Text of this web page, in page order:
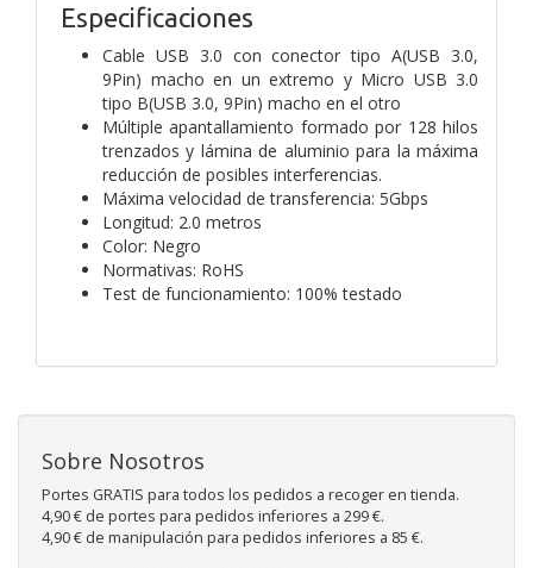
Especificaciones
Cable USB 3.0 con conector tipo A(USB 3.0,
9Pin) macho en un extremo y Micro USB 3.0
tipo B(USB 3.0, 9Pin) macho en el otro
Múltiple apantallamiento formado por 128 hilos
trenzados y lámina de aluminio para la máxima
reducción de posibles interferencias.
Máxima velocidad de transferencia: 5Gbps
Longitud: 2.0 metros
Color: Negro
Normativas: RoHS
Test de funcionamiento: 100% testado
Sobre Nosotros
Portes GRATIS para todos los pedidos a recoger en tienda.
4,90 € de portes para pedidos inferiores a 299 €.
4,90 € de manipulación para pedidos inferiores a 85 €.